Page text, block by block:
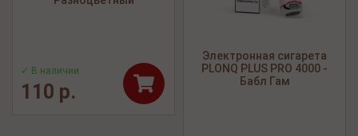
✓ В наличии
110 р.
Электронная сигарета
PLONQ PLUS PRO 4000 -
Бабл Гам